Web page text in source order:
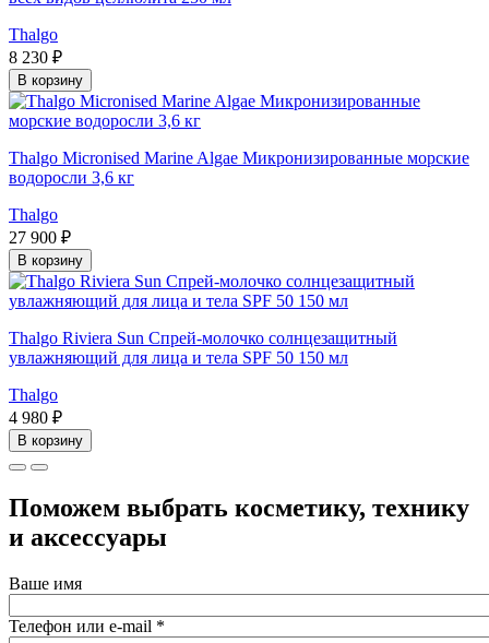
Thalgo
8 230 ₽
В корзину
Thalgo Micronised Marine Algae Микронизированные морские
водоросли 3,6 кг
Thalgo
27 900 ₽
В корзину
Thalgo Riviera Sun Спрей-молочко солнцезащитный
увлажняющий для лица и тела SPF 50 150 мл
Thalgo
4 980 ₽
В корзину
Поможем выбрать косметику, технику
и аксессуары
Ваше имя
Телефон или e-mail *